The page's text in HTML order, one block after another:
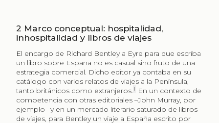
2 Marco conceptual: hospitalidad,
inhospitalidad y libros de viajes
El encargo de Richard Bentley a Eyre para que escriba
un libro sobre España no es casual sino fruto de una
estrategia comercial. Dicho editor ya contaba en su
catálogo con varios relatos de viajes a la Península,
tanto británicos como extranjeros.1
En un contexto de
competencia con otras editoriales –John Murray, por
ejemplo– y en un mercado literario saturado de libros
de viajes, para Bentley un viaje a España escrito por